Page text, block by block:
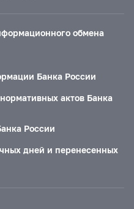
обмена
Банка России
актов Банка
России
дней и перенесенных